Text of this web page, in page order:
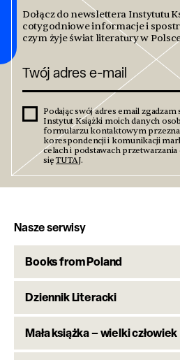
Dołącz do newslettera Instytutu
cotygodniowe informacje i
czym żyje świat literatury w
Podając swój adres email
Instytut Książki moich danych
formularzu kontaktowym
korespondencji i komunikacji
celach i podstawach
sięTUTAJ.
Nasze serwisy
Books from Poland
Dziennik Literacki
Mała książka – wielki człowiek